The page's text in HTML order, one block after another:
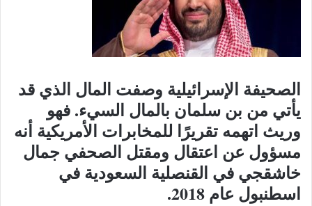
الصحيفة الإسرائيلية وصفت المال الذي قد
يأتي من بن سلمان بالمال السيء. فهو
وريث اتهمه تقريرًا للمخابرات الأمريكية أنه
مسؤول عن اعتقال ومقتل الصحفي جمال
خاشقجي في القنصلية السعودية في
اسطنبول عام 2018.